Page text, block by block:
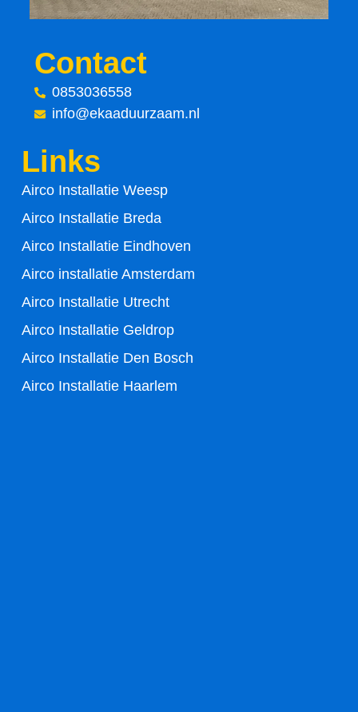
o
k
-
Contact
0853036558
info@ekaaduurzaam.nl
Links
Airco Installatie Weesp
Airco Installatie Breda
Airco Installatie Eindhoven
Airco installatie Amsterdam
Airco Installatie Utrecht
Airco Installatie Geldrop
Airco Installatie Den Bosch
Airco Installatie Haarlem